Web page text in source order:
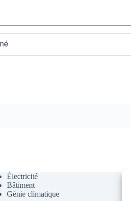
Électricité
Bâtiment
Génie climatique